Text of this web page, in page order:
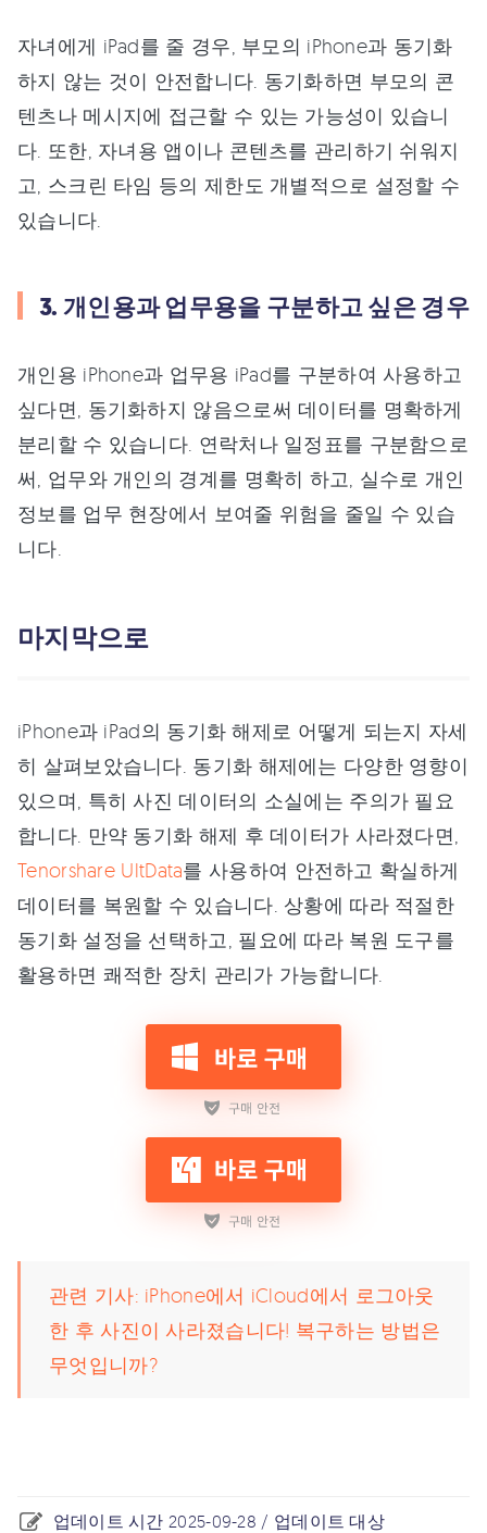
자녀에게 iPad를 줄 경우, 부모의 iPhone과 동기화
하지 않는 것이 안전합니다. 동기화하면 부모의 콘
텐츠나 메시지에 접근할 수 있는 가능성이 있습니
다. 또한, 자녀용 앱이나 콘텐츠를 관리하기 쉬워지
고, 스크린 타임 등의 제한도 개별적으로 설정할 수
있습니다.
3. 개인용과 업무용을 구분하고 싶은 경우
개인용 iPhone과 업무용 iPad를 구분하여 사용하고
싶다면, 동기화하지 않음으로써 데이터를 명확하게
분리할 수 있습니다. 연락처나 일정표를 구분함으로
써, 업무와 개인의 경계를 명확히 하고, 실수로 개인
정보를 업무 현장에서 보여줄 위험을 줄일 수 있습
니다.
마지막으로
iPhone과 iPad의 동기화 해제로 어떻게 되는지 자세
히 살펴보았습니다. 동기화 해제에는 다양한 영향이
있으며, 특히 사진 데이터의 소실에는 주의가 필요
합니다. 만약 동기화 해제 후 데이터가 사라졌다면,
Tenorshare UltData를 사용하여 안전하고 확실하게
데이터를 복원할 수 있습니다. 상황에 따라 적절한
동기화 설정을 선택하고, 필요에 따라 복원 도구를
활용하면 쾌적한 장치 관리가 가능합니다.
관련 기사: iPhone에서 iCloud에서 로그아웃
한 후 사진이 사라졌습니다! 복구하는 방법은
무엇입니까?
업데이트 시간 2025-09-28 / 업데이트 대상